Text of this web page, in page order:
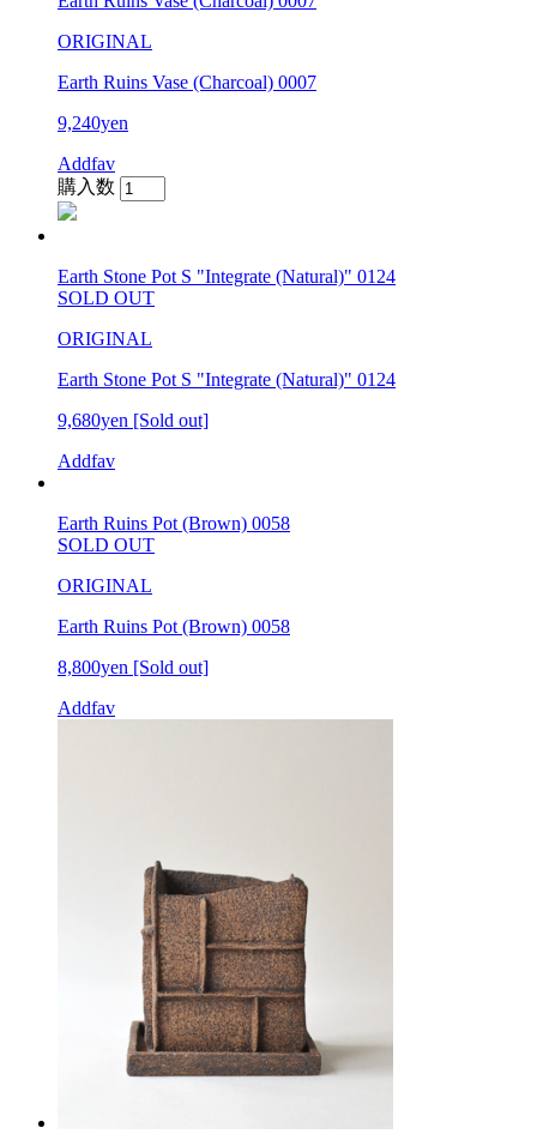
ORIGINAL
Earth Ruins Vase (Charcoal) 0007
9,240yen
Addfav
購入数
Earth Stone Pot S "Integrate (Natural)" 0124
SOLD OUT
ORIGINAL
Earth Stone Pot S "Integrate (Natural)" 0124
9,680yen [Sold out]
Addfav
Earth Ruins Pot (Brown) 0058
SOLD OUT
ORIGINAL
Earth Ruins Pot (Brown) 0058
8,800yen [Sold out]
Addfav